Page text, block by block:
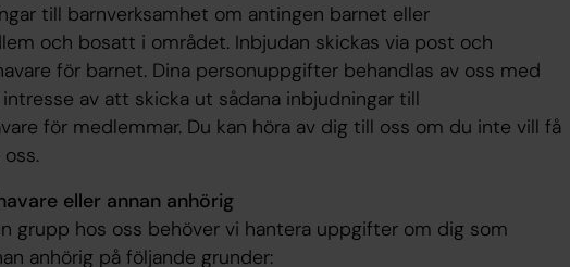
till barnverksamhet om antingen barnet eller
och bosatt i området. Inbjudan skickas via post och
för barnet. Dina personuppgifter behandlas av oss med
av att skicka ut sådana inbjudningar till
för medlemmar. Du kan höra av dig till oss om du inte vill få
eller annan anhörig
grupp hos oss behöver vi hantera uppgifter om dig som
anhörig på följande grunder: